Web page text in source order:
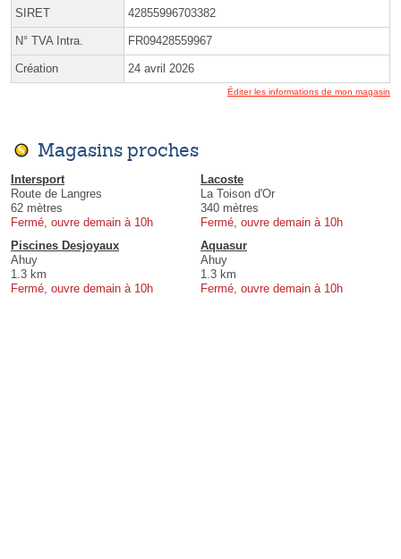
SIRET 42855996703382
N° TVA Intra. FR09428559967
Création 24 avril 2026
Éditer les informations de mon magasin
Magasins proches
Intersport
Route de Langres
62 mètres
Fermé, ouvre demain à 10h
Lacoste
La Toison d'Or
340 mètres
Fermé, ouvre demain à 10h
Piscines Desjoyaux
Ahuy
1.3 km
Fermé, ouvre demain à 10h
Aquasur
Ahuy
1.3 km
Fermé, ouvre demain à 10h